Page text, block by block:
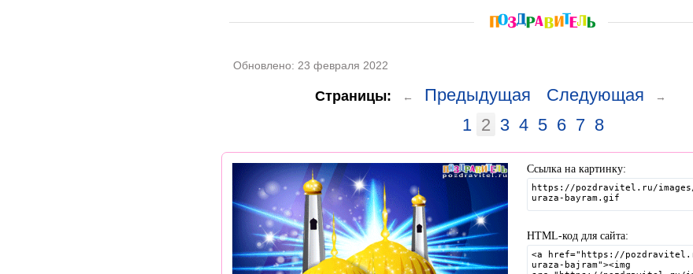
Обновлено: 23 февраля 2022
Страницы: ← Предыдущая Следующая →
1 2 3 4 5 6 7 8
Ссылка на картинку:
HTML-код для сайта: